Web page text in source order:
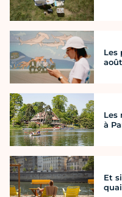
Les
août
Les
à
Et